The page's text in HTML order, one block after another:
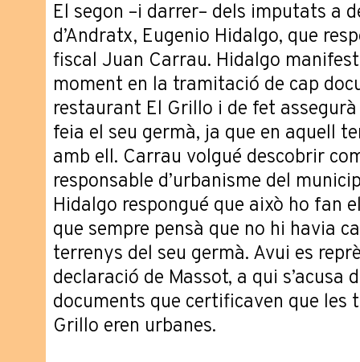
El segon –i darrer– dels imputats a
d’Andratx, Eugenio Hidalgo, que
fiscal Juan Carrau. Hidalgo
moment en la tramitació de cap
restaurant El Grillo i de fet
feia el seu germà, ja que en aquell
amb ell. Carrau volgué descobrir
responsable d’urbanisme del
Hidalgo respongué que això ho fan
que sempre pensà que no hi havia
terrenys del seu germà. Avui es
declaració de Massot, a qui s’acusa
documents que certificaven que les
Grillo eren urbanes.